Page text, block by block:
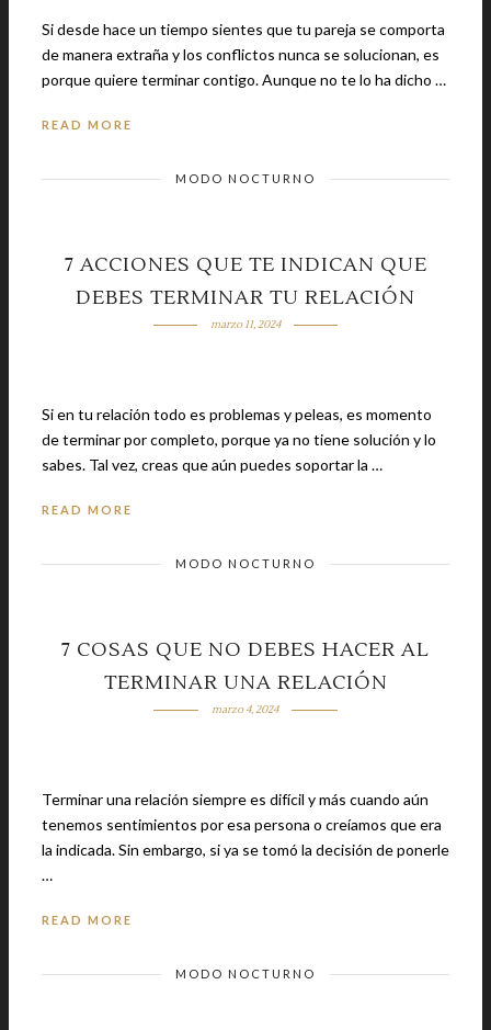
Si desde hace un tiempo sientes que tu pareja se comporta
de manera extraña y los conflictos nunca se solucionan, es
porque quiere terminar contigo. Aunque no te lo ha dicho …
READ MORE
MODO NOCTURNO
7 ACCIONES QUE TE INDICAN QUE
DEBES TERMINAR TU RELACIÓN
marzo 11, 2024
Si en tu relación todo es problemas y peleas, es momento
de terminar por completo, porque ya no tiene solución y lo
sabes. Tal vez, creas que aún puedes soportar la …
READ MORE
MODO NOCTURNO
7 COSAS QUE NO DEBES HACER AL
TERMINAR UNA RELACIÓN
marzo 4, 2024
Terminar una relación siempre es difícil y más cuando aún
tenemos sentimientos por esa persona o creíamos que era
la indicada. Sin embargo, si ya se tomó la decisión de ponerle
…
READ MORE
MODO NOCTURNO